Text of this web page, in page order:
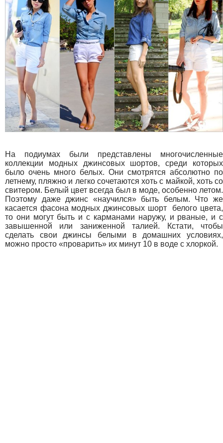
На подиумах были представлены многочисленные
коллекции модных джинсовых шортов, среди которых
было очень много белых. Они смотрятся абсолютно по
летнему, пляжно и легко сочетаются хоть с майкой, хоть со
свитером. Белый цвет всегда был в моде, особенно летом.
Поэтому даже джинс «научился» быть белым. Что же
касается фасона модных джинсовых шорт белого цвета,
то они могут быть и с карманами наружу, и рваные, и с
завышенной или заниженной талией. Кстати, чтобы
сделать свои джинсы белыми в домашних условиях,
можно просто «проварить» их минут 10 в воде с хлоркой.